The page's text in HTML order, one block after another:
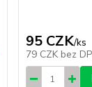
95 CZK/ks
79 CZK bez